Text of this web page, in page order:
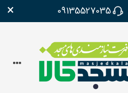
09135527035
×